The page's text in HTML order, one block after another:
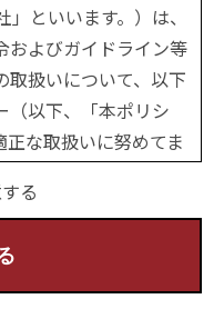
といいます。）は、
およびガイドライン等
取扱いについて、以下
（以下、「本ポリシ
な取扱いに努めてま
、その他のサービス
る